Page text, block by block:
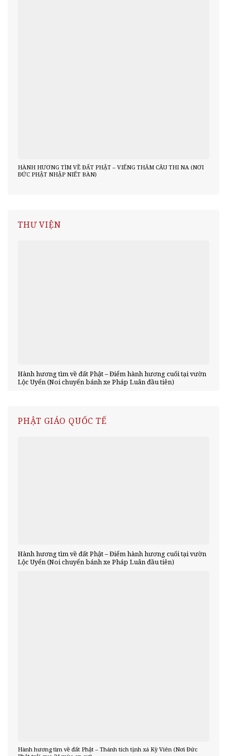
HÀNH HƯƠNG TÌM VỀ ĐẤT PHẬT – VIẾNG THĂM CÂU THI NA (NƠI
ĐỨC PHẬT NHẬP NIẾT BÀN)
THƯ VIỆN
Hành hương tìm về đất Phật – Điểm hành hương cuối tại vườn
Lộc Uyển (Noi chuyển bánh xe Pháp Luân đầu tiên)
PHẬT GIÁO QUỐC TẾ
Hành hương tìm về đất Phật – Điểm hành hương cuối tại vườn
Lộc Uyển (Noi chuyển bánh xe Pháp Luân đầu tiên)
Hành hương tìm về đất Phật – Thánh tích tịnh xá Kỳ Viên (Nơi Đức